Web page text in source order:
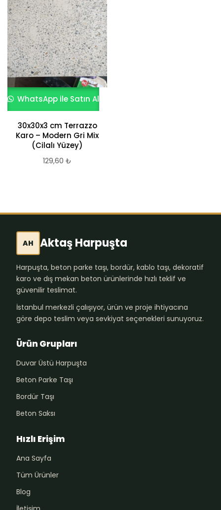
WhatsApp ile Satın Al
30x30x3 cm Terrazzo
Karo – Modern Gri Mix
(Cilalı Yüzey)
129,60 ₺
AH Aktaş Harpuşta
Harpuşta, beton parke taşı, bordür, kablo taşı, dekoratif
karo ve dış mekan beton ürünlerinde hızlı teklif ve
güvenilir teslimat.
İstanbul merkezli çalışıyor, ürün ve proje ihtiyacına
göre depo teslim veya sevkiyat seçenekleri sunuyoruz.
Ürün Grupları
Duvar Üstü Harpuşta
Beton Parke Taşı
Bordür Taşı
Beton Saksı
Hızlı Erişim
Ana Sayfa
Tüm Ürünler
Blog